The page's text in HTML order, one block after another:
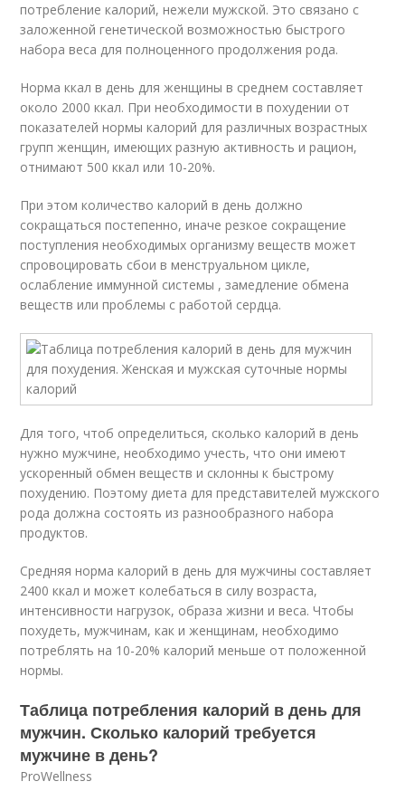
потребление калорий, нежели мужской. Это связано с
заложенной генетической возможностью быстрого
набора веса для полноценного продолжения рода.
Норма ккал в день для женщины в среднем составляет
около 2000 ккал. При необходимости в похудении от
показателей нормы калорий для различных возрастных
групп женщин, имеющих разную активность и рацион,
отнимают 500 ккал или 10-20%.
При этом количество калорий в день должно
сокращаться постепенно, иначе резкое сокращение
поступления необходимых организму веществ может
спровоцировать сбои в менструальном цикле,
ослабление иммунной системы , замедление обмена
веществ или проблемы с работой сердца.
Для того, чтоб определиться, сколько калорий в день
нужно мужчине, необходимо учесть, что они имеют
ускоренный обмен веществ и склонны к быстрому
похудению. Поэтому диета для представителей мужского
рода должна состоять из разнообразного набора
продуктов.
Средняя норма калорий в день для мужчины составляет
2400 ккал и может колебаться в силу возраста,
интенсивности нагрузок, образа жизни и веса. Чтобы
похудеть, мужчинам, как и женщинам, необходимо
потреблять на 10-20% калорий меньше от положенной
нормы.
Таблица потребления калорий в день для
мужчин. Сколько калорий требуется
мужчине в день?
ProWellness